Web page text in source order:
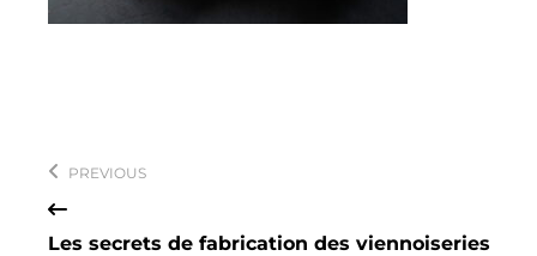
de
l’article
PREVIOUS
Les secrets de fabrication des viennoiseries